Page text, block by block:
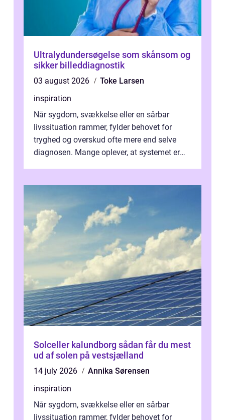
Ultralydundersøgelse som skånsom og
sikker billeddiagnostik
03 august 2026
Toke Larsen
inspiration
Når sygdom, svækkelse eller en sårbar
livssituation rammer, fylder behovet for
tryghed og overskud ofte mere end selve
diagnosen. Mange oplever, at systemet er
Solceller kalundborg sådan får du mest
ud af solen på vestsjælland
14 july 2026
Annika Sørensen
inspiration
Når sygdom, svækkelse eller en sårbar
livssituation rammer, fylder behovet for